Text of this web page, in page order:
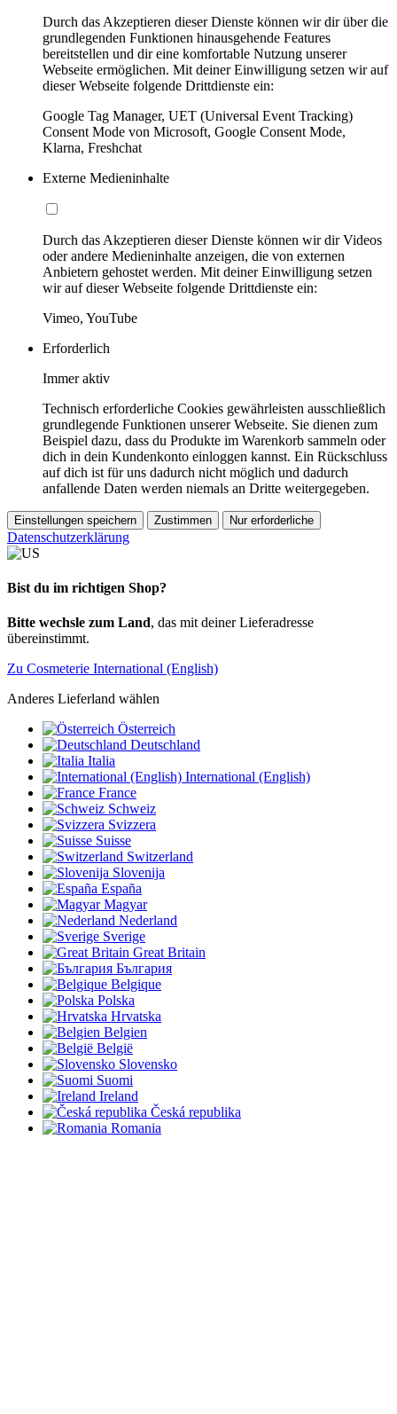
Durch das Akzeptieren dieser Dienste können wir dir über die
grundlegenden Funktionen hinausgehende Features
bereitstellen und dir eine komfortable Nutzung unserer
Webseite ermöglichen. Mit deiner Einwilligung setzen wir auf
dieser Webseite folgende Drittdienste ein:
Google Tag Manager, UET (Universal Event Tracking)
Consent Mode von Microsoft, Google Consent Mode,
Klarna, Freshchat
Externe Medieninhalte
Durch das Akzeptieren dieser Dienste können wir dir Videos
oder andere Medieninhalte anzeigen, die von externen
Anbietern gehostet werden. Mit deiner Einwilligung setzen
wir auf dieser Webseite folgende Drittdienste ein:
Vimeo, YouTube
Erforderlich
Immer aktiv
Technisch erforderliche Cookies gewährleisten ausschließlich
grundlegende Funktionen unserer Webseite. Sie dienen zum
Beispiel dazu, dass du Produkte im Warenkorb sammeln oder
dich in dein Kundenkonto einloggen kannst. Ein Rückschluss
auf dich ist für uns dadurch nicht möglich und dadurch
anfallende Daten werden niemals an Dritte weitergegeben.
Einstellungen speichern Zustimmen Nur erforderliche
Datenschutzerklärung
Bist du im richtigen Shop?
Bitte wechsle zum Land, das mit deiner Lieferadresse
übereinstimmt.
Zu Cosmeterie International (English)
Anderes Lieferland wählen
Österreich
Deutschland
Italia
International (English)
France
Schweiz
Svizzera
Suisse
Switzerland
Slovenija
España
Magyar
Nederland
Sverige
Great Britain
България
Belgique
Polska
Hrvatska
Belgien
België
Slovensko
Suomi
Ireland
Česká republika
Romania